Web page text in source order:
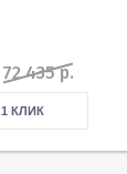
72 435 р.
КЛИК